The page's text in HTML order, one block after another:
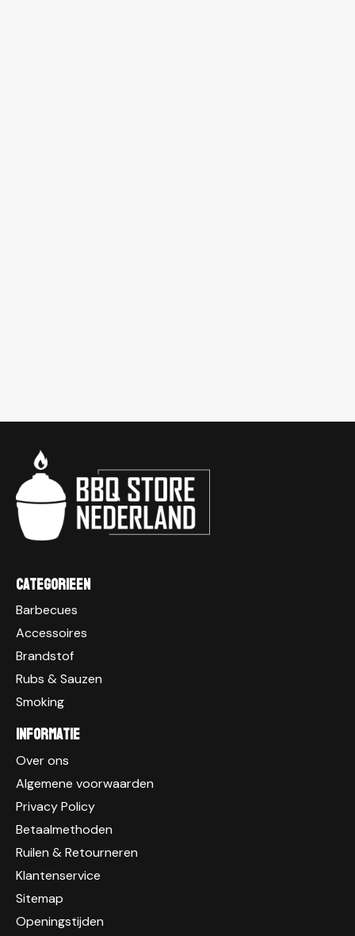
Categorieen
Barbecues
Accessoires
Brandstof
Rubs & Sauzen
Smoking
Informatie
Over ons
Algemene voorwaarden
Privacy Policy
Betaalmethoden
Ruilen & Retourneren
Klantenservice
Sitemap
Openingstijden